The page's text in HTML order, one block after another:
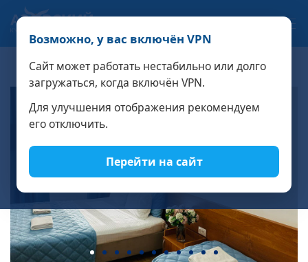
Возможно, у вас включён VPN
Сайт может работать нестабильно или долго
загружаться, когда включён VPN.
Для улучшения отображения рекомендуем
его отключить.
Перейти на сайт